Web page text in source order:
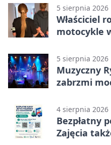
5 sierpnia 2026
Właściciel
motocykle
5 sierpnia 2026
Muzyczny
zabrzmi
4 sierpnia 2026
Bezpłatny
Zajęcia